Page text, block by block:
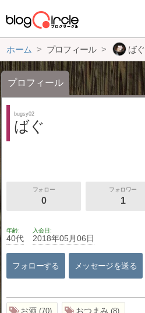
ホーム プロフィール ばぐ
プロフィール
bugsy02
ばぐ
フォロー
0
フォロワー
1
年齢
40代
入会日
2018年05月06日
フォローする メッセージを送る
お酒 70 おつまみ 8